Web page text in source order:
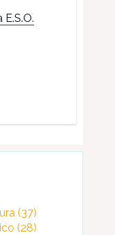
(37)
(28)